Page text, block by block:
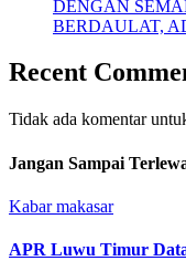
DENGAN
BERDAULAT,
Recent
Tidak ada komentar
Jangan Sampai
Kabar makasar
APR Luwu Timur